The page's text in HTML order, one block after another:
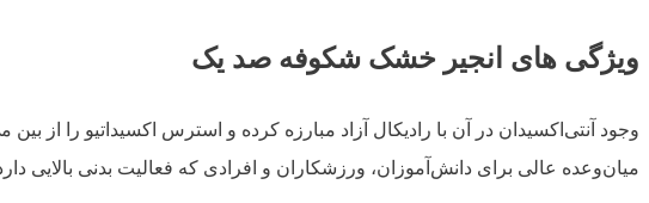
ویژگی های انجیر خشک شکوفه صد یک
وجود آنتی‌اکسیدان در آن با رادیکال آزاد مبارزه کرده و استرس اکسیداتیو را از
میان‌وعده عالی برای دانش‌آموزان، ورزشکاران و افرادی که فعالیت بدنی بالایی